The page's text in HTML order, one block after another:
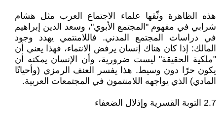
هذه الظاهرة وثّقها علماء الاجتماع العرب مثل هشام
شرابي في مفهوم "المجتمع الأبوي"، وسعد الدين إبراهيم
في دراسات المجتمع المدني. فاللامنتمي يهدد وجود
المالك: إذا كان هناك إنسان يرفض الانتماء، فهذا يعني أن
"ملكية الحقيقة" ليست ضرورية، وأن الإنسان يمكنه أن
يكون حرًا دون وسيط. هذا يفسر العنف الرمزي (وأحيانًا
المادي) الذي يواجهه اللامنتمون في المجتمعات العربية.
2.7 التوبة القسرية وإذلال الضعفاء